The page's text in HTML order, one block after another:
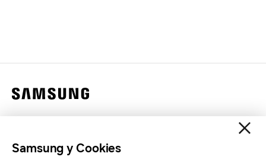
Legales
Samsung y Cookies